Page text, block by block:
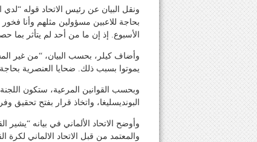
ونقل البيان عن رئيس الاتحاد قوله
بحاجة للاعبين مسؤولين مثلهم وأنا
الأسبوع. إذ إن ما من أحد لم يتأثر بما
وأضاف كيلر، بحسب البيان، “من غير
يموتوا بسبب ذلك. ضحايا العنصرية بحاجة
وبحسب القوانين المرعية، ستكون اللجنة
البونديسليغا، واتخاذ قرار بفتح
وأوضح الاتحاد الألماني في بيانه